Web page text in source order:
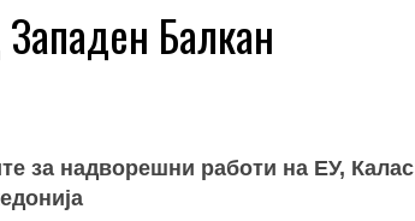
Балкан
за надворешни работи на ЕУ, Калас